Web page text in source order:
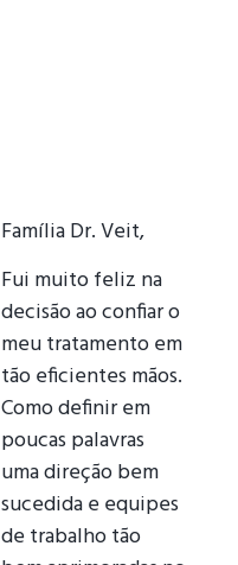
Família Dr. Veit,
Fui muito feliz na
decisão ao confiar o
meu tratamento em
tão eficientes mãos.
Como definir em
poucas palavras
uma direção bem
sucedida e equipes
de trabalho tão